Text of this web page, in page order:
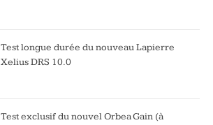
Test longue durée du nouveau Lapierre
Xelius DRS 10.0
Test exclusif du nouvel Orbea Gain (à